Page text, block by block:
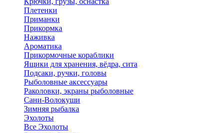
Плетенки
Приманки
Прикормка
Наживка
Ароматика
Прикормочные кораблики
Ящики для хранения, вёдра, сита
Подсаки, ручки, головы
Рыболовные аксессуары
Раколовки, экраны рыболовные
Сани-Волокуши
Зимняя рыбалка
Эхолоты
Все Эхолоты